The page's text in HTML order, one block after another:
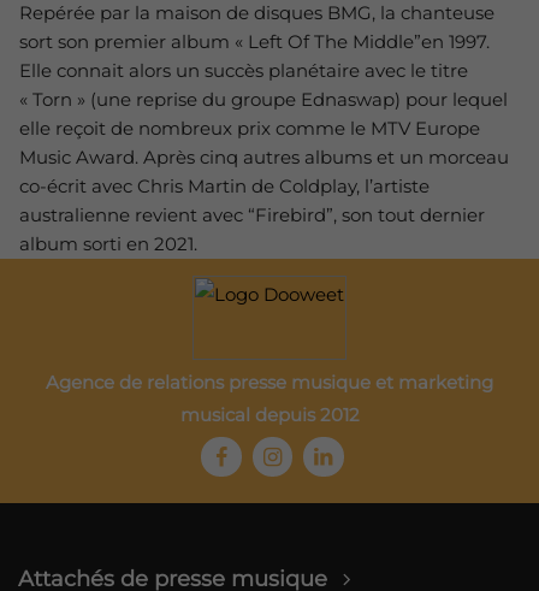
Repérée par la maison de disques BMG, la chanteuse
sort son premier album « Left Of The Middle”en 1997.
Elle connait alors un succès planétaire avec le titre
« Torn » (une reprise du groupe Ednaswap) pour lequel
elle reçoit de nombreux prix comme le MTV Europe
Music Award. Après cinq autres albums et un morceau
co-écrit avec Chris Martin de Coldplay, l’artiste
australienne revient avec “Firebird”, son tout dernier
album sorti en 2021.
Agence de relations presse musique et marketing
musical depuis 2012
Attachés de presse musique